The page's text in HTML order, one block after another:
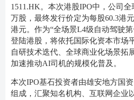
1511.HK。本次港股IPO中，公司
万股，最终发行价定为每股60.3港
港元。作为“全场景L4级自动驾驶
登陆港股，将依托国际化资本市场
自研技术迭代、全球商业化场景拓
加速推动AI司机的规模化普及。
本次IPO基石投资者由雄安地方国
组成，汇聚知名机构、互联网企业